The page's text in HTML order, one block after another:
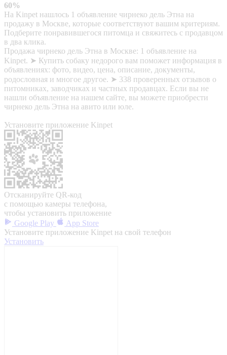
60%
На Kinpet нашлось 1 объявление чирнеко дель Этна на
продажу в Москве, которые соответствуют вашим критериям.
Подберите понравившегося питомца и свяжитесь с продавцом
в два клика.
Продажа чирнеко дель Этна в Москве: 1 объявление на
Kinpet. ➤ Купить собаку недорого вам поможет информация в
объявлениях: фото, видео, цена, описание, документы,
родословная и многое другое. ➤ 338 проверенных отзывов о
питомниках, заводчиках и частных продавцах. Если вы не
нашли объявление на нашем сайте, вы можете приобрести
чирнеко дель Этна на авито или юле.
Установите приложение Kinpet
Отсканируйте QR-код
с помощью камеры телефона,
чтобы установить приложение
Google Play
App Store
Установите приложение Kinpet на свой телефон
Установить